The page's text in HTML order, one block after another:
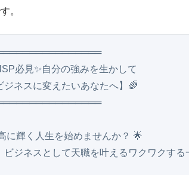
。
必見✨自分の強みを生かして
ネスに変えたいあなたへ】🌈
に輝く人生を始めませんか？ 🌟
ビジネスとして天職を叶えるワクワクする